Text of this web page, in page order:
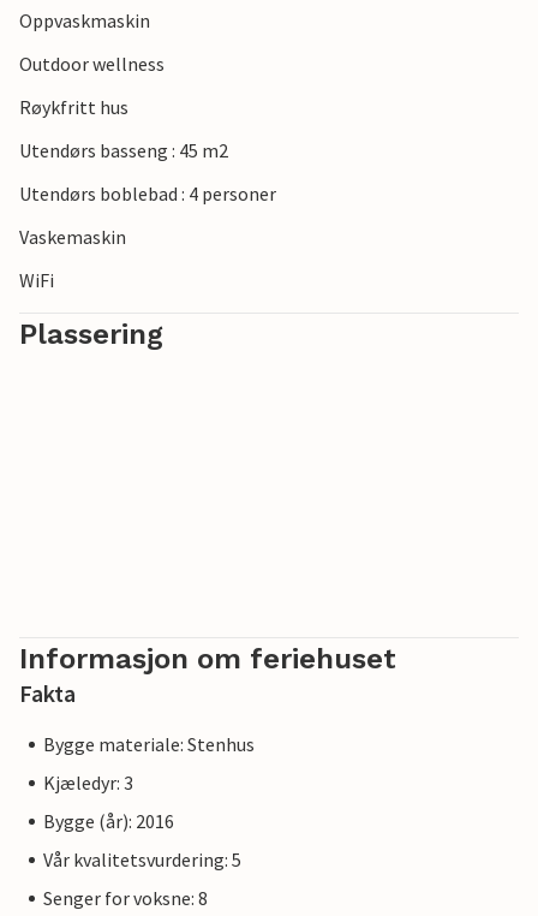
Oppvaskmaskin
Outdoor wellness
Røykfritt hus
Utendørs basseng : 45 m2
Utendørs boblebad : 4 personer
Vaskemaskin
WiFi
Plassering
Informasjon om feriehuset
Fakta
Bygge materiale: Stenhus
Kjæledyr: 3
Bygge (år): 2016
Vår kvalitetsvurdering: 5
Senger for voksne: 8